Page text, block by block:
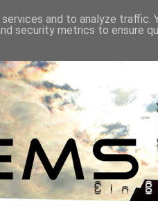
and to analyze traffic.
security metrics to ensure